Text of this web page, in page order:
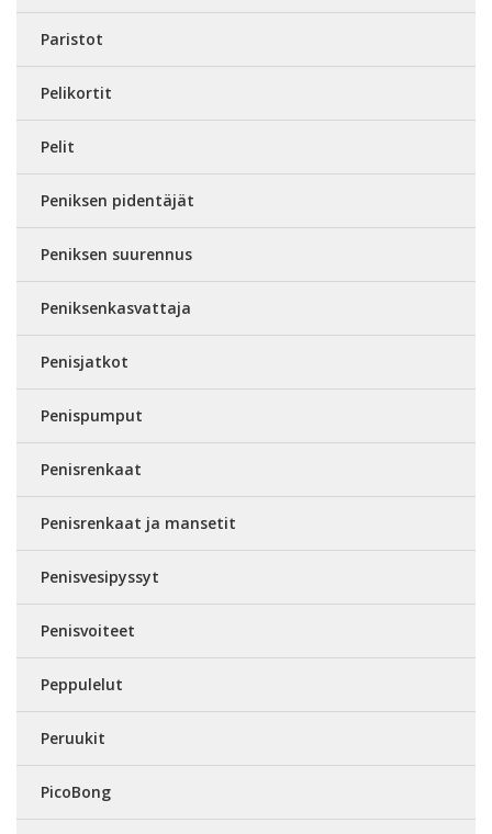
Paristot
Pelikortit
Pelit
Peniksen pidentäjät
Peniksen suurennus
Peniksenkasvattaja
Penisjatkot
Penispumput
Penisrenkaat
Penisrenkaat ja mansetit
Penisvesipyssyt
Penisvoiteet
Peppulelut
Peruukit
PicoBong